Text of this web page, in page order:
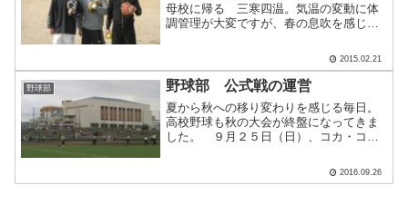
母校に帰る 三寒四温。気温の変動に体
調管理が大変ですが、春の息吹を感じる
ってきたようです。 今日、４年前の卒
業生（ＯＢ）が本校を訪ねてくれまし
た。こうして成長して顔を出.....
2015.02.21
野球部 野球部 公式戦の運営
夏から秋への移り変わりを感じる毎日。
高校野球も秋の大会が終盤になってきま
した。 ９月２５日（日）、コカ・コー
３回戦に、本校の生徒が運営で３２名が
参加しました。大会は多くの方のサポー
2016.09.26